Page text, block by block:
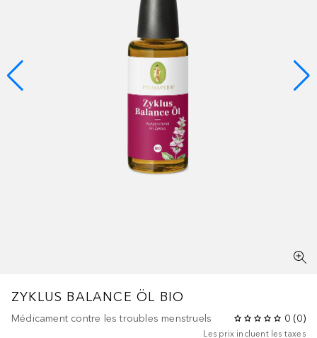
ZYKLUS BALANCE ÖL BIO
Médicament contre les troubles menstruels 0 (0)
Les prix incluent les taxes